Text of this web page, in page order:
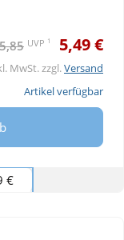
5,85 UVP 1 5,49 €
MwSt. zzgl.Versand
Artikel verfügbar
€